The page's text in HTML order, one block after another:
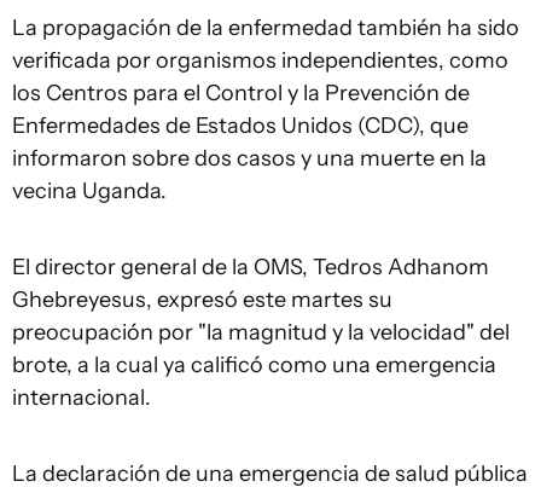
La propagación de la enfermedad también ha sido
verificada por organismos independientes, como
los Centros para el Control y la Prevención de
Enfermedades de Estados Unidos (CDC), que
informaron sobre dos casos y una muerte en la
vecina Uganda.
El director general de la OMS, Tedros Adhanom
Ghebreyesus, expresó este martes su
preocupación por "la magnitud y la velocidad" del
brote, a la cual ya calificó como una emergencia
internacional.
La declaración de una emergencia de salud pública